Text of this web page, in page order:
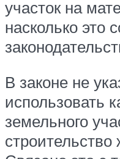
участок на
насколько это
В законе не
использовать
земельного